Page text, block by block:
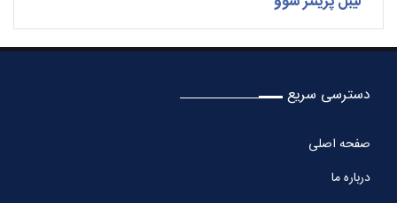
دسترسی سریع
صفحه اصلی
درباره ما